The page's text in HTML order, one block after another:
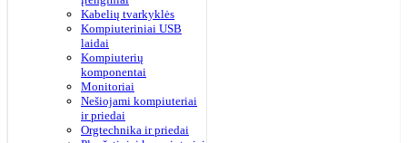
Kabelių tvarkyklės
Kompiuteriniai USB
laidai
Kompiuterių
komponentai
Monitoriai
Nešiojami kompiuteriai
ir priedai
Orgtechnika ir priedai